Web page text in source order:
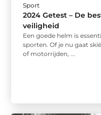
Sport
2024 Getest – De
veiligheid
Een goede helm is
sporten. Of je nu gaat
of motorrijden, ...